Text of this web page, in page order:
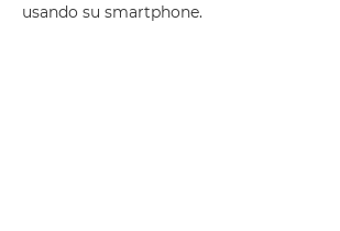
usando su smartphone.